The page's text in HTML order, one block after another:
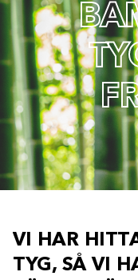
BA
TY
F
VI HAR HITT
TYG, SÅ VI H